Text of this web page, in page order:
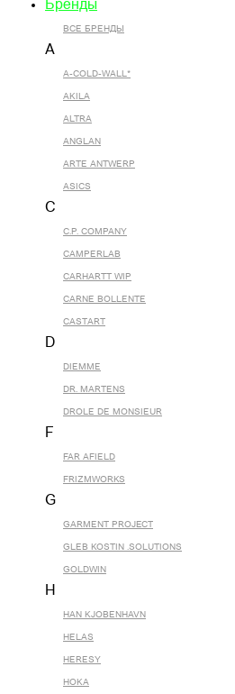
Бренды
ВСЕ БРЕНДЫ
A
A-COLD-WALL*
AKILA
ALTRA
ANGLAN
ARTE ANTWERP
ASICS
C
C.P. COMPANY
CAMPERLAB
CARHARTT WIP
CARNE BOLLENTE
CASTART
D
DIEMME
DR. MARTENS
DROLE DE MONSIEUR
F
FAR AFIELD
FRIZMWORKS
G
GARMENT PROJECT
GLEB KOSTIN .SOLUTIONS
GOLDWIN
H
HAN KJOBENHAVN
HELAS
HERESY
HOKA